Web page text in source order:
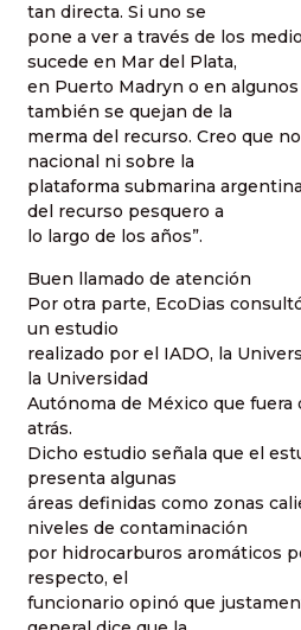
tan directa. Si uno se
pone a ver a través de los
sucede en Mar del Plata,
en Puerto Madryn o en
también se quejan de la
merma del recurso. Creo que
nacional ni sobre la
plataforma submarina
del recurso pesquero a
lo largo de los años”.
Buen llamado de atención
Por otra parte, EcoDias
un estudio
realizado por el IADO, la
la Universidad
Autónoma de México que fuera
atrás.
Dicho estudio señala que el
presenta algunas
áreas definidas como zonas
niveles de contaminación
por hidrocarburos aromáticos
respecto, el
funcionario opinó que